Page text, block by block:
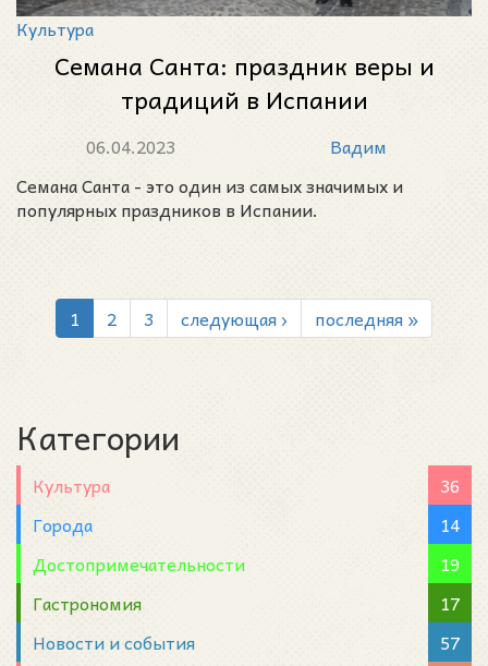
Культура
Семана Санта: праздник веры и
традиций в Испании
06.04.2023
Вадим
Семана Санта - это один из самых значимых и
популярных праздников в Испании.
1 2 3 следующая › последняя »
Категории
Культура
36
Города
14
Достопримечательности
19
Гастрономия
17
Новости и события
57